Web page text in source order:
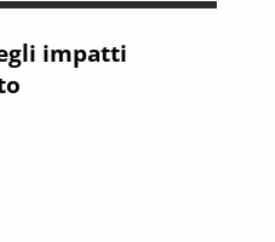
impatti